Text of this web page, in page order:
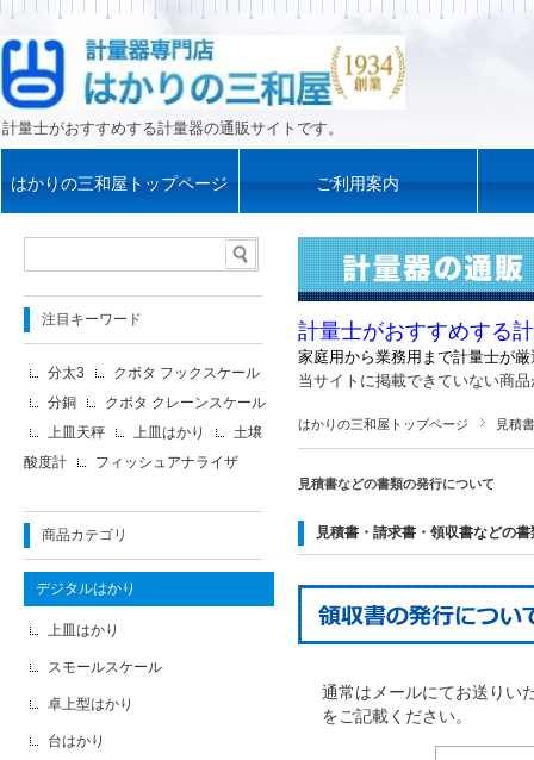
計量士がおすすめする計量器の通販サイトです。
はかりの三和屋トップページ ご利用案内
計量士がおすすめする
家庭用から業務用まで計量士が
当サイトに掲載できていない商
はかりの三和屋トップページ 見積
見積書などの書類の発行について
見積書・請求書・領収書などの
通常はメールにてお送りい
をご記載ください。
注目キーワード
分太3
クボタ フックスケール
分銅
クボタ クレーンスケール
上皿天秤
上皿はかり
土壌
酸度計
フィッシュアナライザ
商品カテゴリ
デジタルはかり
上皿はかり
スモールスケール
卓上型はかり
台はかり